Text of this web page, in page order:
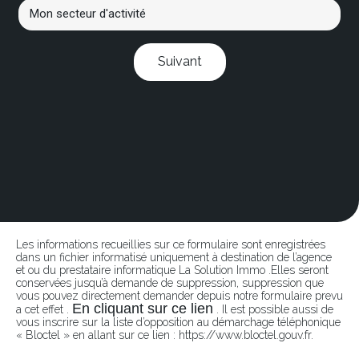
Suivant
Les informations recueillies sur ce formulaire sont enregistrées
dans un fichier informatisé uniquement à destination de l’agence
et ou du prestataire informatique La Solution Immo .Elles seront
conservées jusqu’à demande de suppression, suppression que
vous pouvez directement demander depuis notre formulaire prevu
a cet effet . En cliquant sur ce lien . Il est possible aussi de
vous inscrire sur la liste d’opposition au démarchage téléphonique
« Bloctel » en allant sur ce lien : https://www.bloctel.gouv.fr.